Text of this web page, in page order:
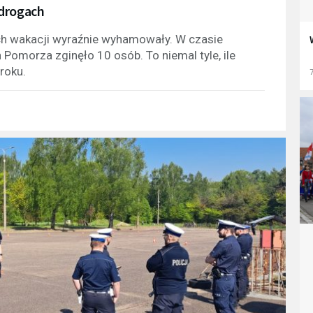
wyraźnie wyhamowały. W czasie
zginęło 10 osób. To niemal tyle, ile